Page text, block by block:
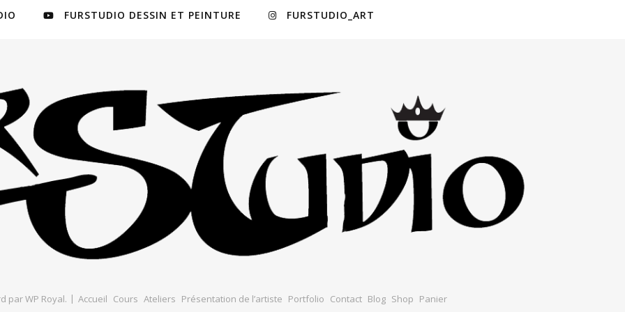
FURSTUDIO DESSIN ET PEINTURE FURSTUDIO_ART
parWP Royal. Accueil Cours Ateliers Présentation de l’artiste Portfolio Contact Blog Shop Panier